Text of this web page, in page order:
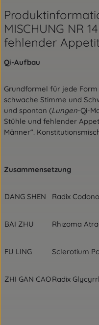
MISCHUNG NR
fehlender
Qi-Aufbau
Grundformel für jede
schwache Stimme und
und spontan (Lungen-Qi-
Stühle und fehlender
Männer“.
Zusammensetzung
DANG SHEN Radix
BAI ZHU Rhizoma
FU LING Sclerotium
ZHI GAN CAORadix